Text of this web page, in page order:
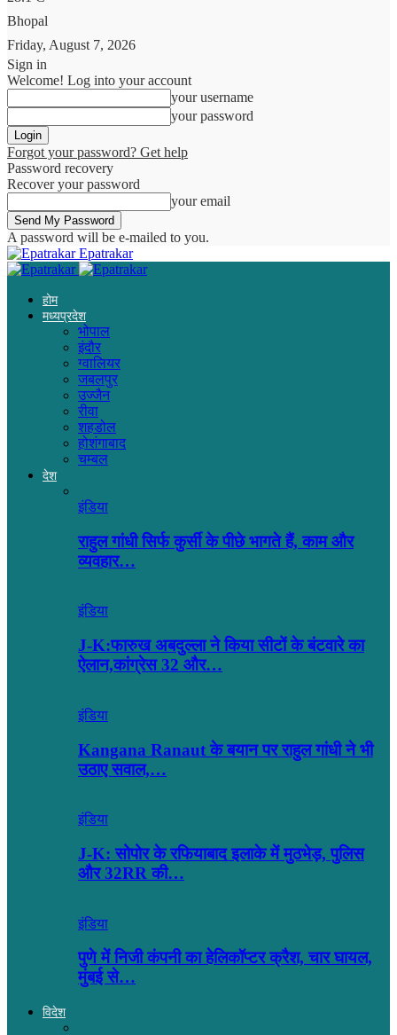
Bhopal
Friday, August 7, 2026
Sign in
Welcome! Log into your account
your username
your password
Forgot your password? Get help
Password recovery
Recover your password
your email
A password will be e-mailed to you.
Epatrakar
होम
मध्यप्रदेश
भोपाल
इंदौर
ग्वालियर
जबलपुर
उज्जैन
रीवा
शहडोल
होशंगाबाद
चम्बल
देश
इंडिया
राहुल गांधी सिर्फ कुर्सी के पीछे भागते हैं, काम और
व्यवहार…
इंडिया
J-K:फारुख अबदुल्ला ने किया सीटों के बंटवारे का
ऐलान,कांग्रेस 32 और…
इंडिया
Kangana Ranaut के बयान पर राहुल गांधी ने भी
उठाए सवाल,…
इंडिया
J-K: सोपोर के रफियाबाद इलाके में मुठभेड़, पुलिस
और 32RR की…
इंडिया
पुणे में निजी कंपनी का हेलिकॉप्टर क्रैश, चार घायल,
मुंबई से…
विदेश